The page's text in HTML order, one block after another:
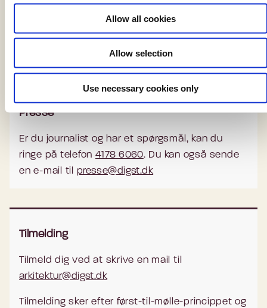
Allow all cookies
Allow selection
Use necessary cookies only
deltagelse af Digitaliseringsstyrelsen, KL, Region
Midtjylland og Styrelsen for Arbejdsmarked og
Rekruttering, der er medinitiativtagere.
Presse
Er du journalist og har et spørgsmål, kan du
ringe på telefon4178 6060. Du kan også sende
en e-mail til presse@digst.dk
Tilmelding
Tilmeld dig ved at skrive en mail til
arkitektur@digst.dk
Tilmelding sker efter først-til-mølle-princippet og